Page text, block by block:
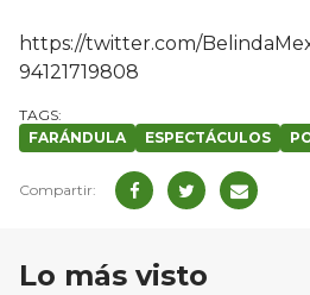
https://twitter.com/
94121719808
FARÁNDULA ESPECTÁCULOS
Lo más visto